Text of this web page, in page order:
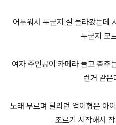
어두워서 누군지 잘 몰라봤는데
누군지 모
여자 주인공이 카메라 들고 춤추
런거 같은
노래 부르며 달리던 업이형은 아
조르기 시작해서